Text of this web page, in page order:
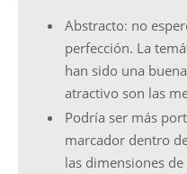
Abstracto: no
perfección. La
han sido una
atractivo son las
Podría ser más
marcador dentro
las dimensiones